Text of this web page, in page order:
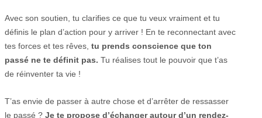
Avec son soutien, tu clarifies ce que tu veux vraiment et tu
définis le plan d’action pour y arriver ! En te reconnectant avec
tes forces et tes rêves, tu prends conscience que ton
passé ne te définit pas. Tu réalises tout le pouvoir que t’as
de réinventer ta vie !
T’as envie de passer à autre chose et d’arrêter de ressasser
le passé ? Je te propose d’échanger autour d’un rendez-